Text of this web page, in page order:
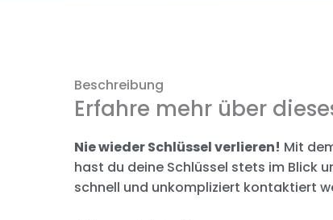
Beschreibung
Erfahre mehr über
Nie wieder Schlüssel verlieren! Mit
hast du deine Schlüssel stets im Blick
schnell und unkompliziert kontaktiert